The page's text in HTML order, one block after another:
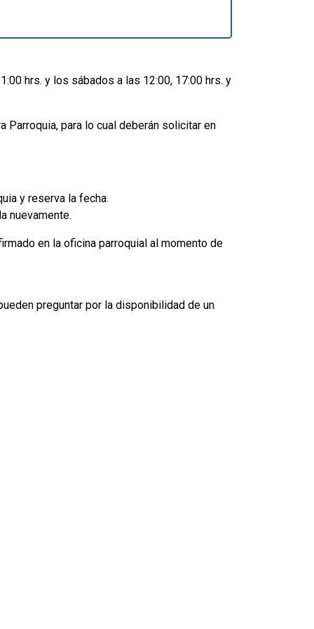
hrs. y los sábados a las 12:00, 17:00 hrs. y
para lo cual deberán solicitar en
y reserva la fecha.
nuevamente.
en la oficina parroquial al momento de
preguntar por la disponibilidad de un